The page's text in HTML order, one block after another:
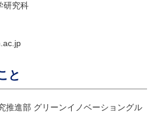
研究科
と
推進部 グリーンイノベーショングル